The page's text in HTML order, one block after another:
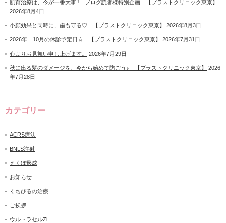
肌育治療は、今が一番大事‼ ブログ読者様特別企画 【プラストクリニック東京】
2026年8月4日
小顔効果と同時に、歯も守る♡ 【プラストクリニック東京】 2026年8月3日
2026年 10月の休診予定日☆ 【プラストクリニック東京】 2026年7月31日
心よりお見舞い申し上げます。 2026年7月29日
秋に出る髪のダメージを、今から始めて防ごう♪ 【プラストクリニック東京】
2026
年7月28日
カテゴリー
ACRS療法
BNLS注射
えくぼ形成
お知らせ
くちびるの治療
ご挨拶
ウルトラセルZi